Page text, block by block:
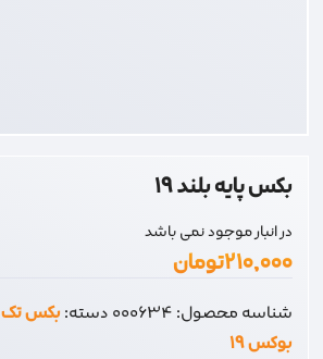
بکس پایه بلند 19
در انبار موجود نمی باشد
۲۱۰,۰۰۰تومان
شناسه محصول:000634دسته:بکس تک
بوکس 19